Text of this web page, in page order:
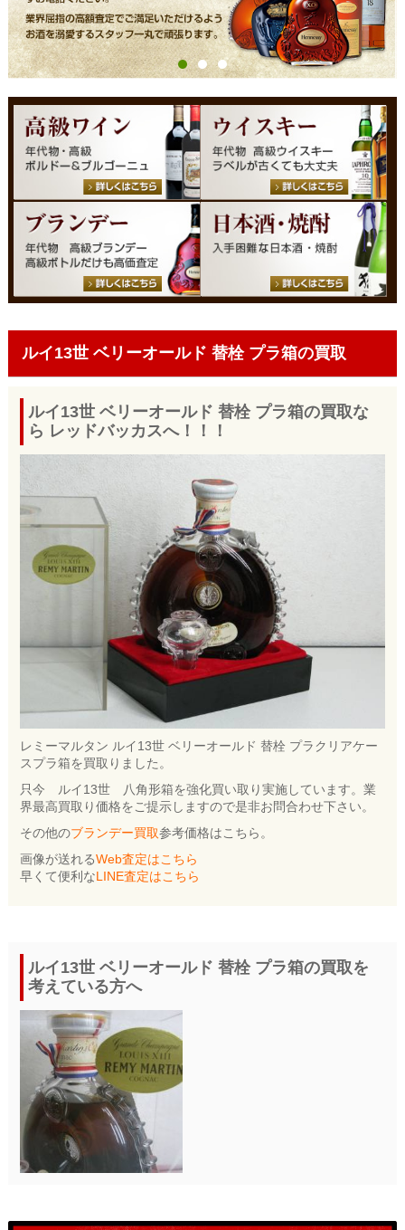
ルイ13世 ベリーオールド 替栓 プラ箱の買取
ルイ13世 ベリーオールド 替栓 プラ箱の買取な
ら レッドバッカスへ！！！
レミーマルタン ルイ13世 ベリーオールド 替栓 プラクリアケー
スプラ箱を買取りました。
只今 ルイ13世 八角形箱を強化買い取り実施しています。業
界最高買取り価格をご提示しますので是非お問合わせ下さい。
その他のブランデー買取参考価格はこちら。
画像が送れるWeb査定はこちら
早くて便利なLINE査定はこちら
ルイ13世 ベリーオールド 替栓 プラ箱の買取を
考えている方へ